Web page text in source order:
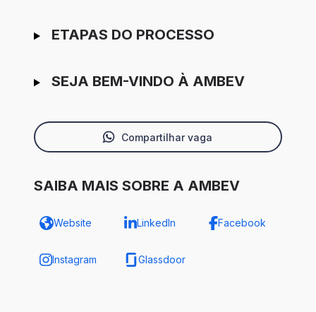
ETAPAS DO PROCESSO
SEJA BEM-VINDO À AMBEV
Compartilhar vaga
SAIBA MAIS SOBRE A AMBEV
Website LinkedIn Facebook
Instagram Glassdoor